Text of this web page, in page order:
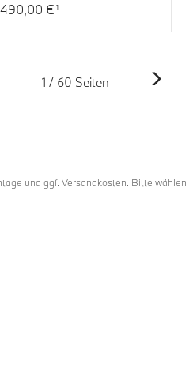
2er, 4er, 8er, M2, M4, M8
F92, G14, G15, G22,
Preis: 1.490,00 €
€ 1
1 / 60 Seiten
und ggf. Versandkosten. Bitte